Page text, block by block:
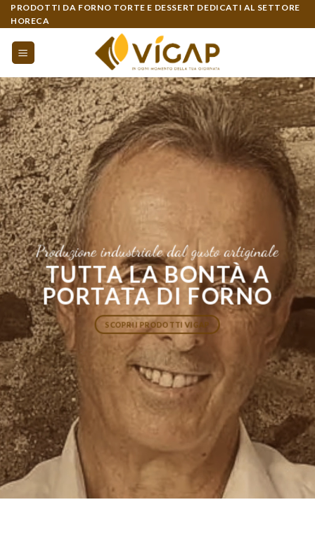
Skip
to
content
PRODOTTI DA FORNO TORTE E DESSERT DEDICATI AL SETTORE
HORECA
Produzione industriale dal gusto artiginale
TUTTA LA BONTÀ A
PORTATA DI FORNO
SCOPRI I PRODOTTI VIGAP